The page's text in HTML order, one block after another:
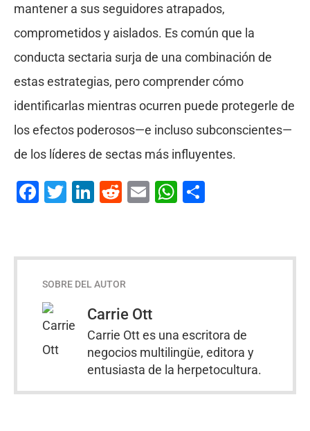
mantener a sus seguidores atrapados,
comprometidos y aislados. Es común que la
conducta sectaria surja de una combinación de
estas estrategias, pero comprender cómo
identificarlas mientras ocurren puede protegerle de
los efectos poderosos—e incluso subconscientes—
de los líderes de sectas más influyentes.
Facebook
Twitter
LinkedIn
Reddit
EmailWhatsApp
Compartir
SOBRE DEL AUTOR
Carrie Ott
Carrie Ott es una escritora de
negocios multilingüe, editora y
entusiasta de la herpetocultura.